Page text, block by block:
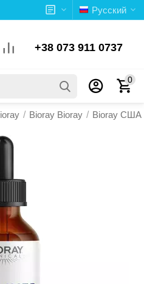
Русский
+38 073 911 0737
0
/ Bioray Bioray / Bioray США